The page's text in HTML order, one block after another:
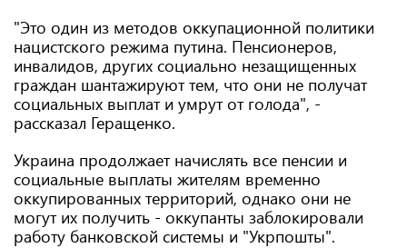
"Это один из методов оккупационной политики
нацистского режима путина. Пенсионеров,
инвалидов, других социально незащищенных
граждан шантажируют тем, что они не получат
социальных выплат и умрут от голода", -
рассказал Геращенко.
Украина продолжает начислять все пенсии и
социальные выплаты жителям временно
оккупированных территорий, однако они не
могут их получить - оккупанты заблокировали
работу банковской системы и "Укрпошты".